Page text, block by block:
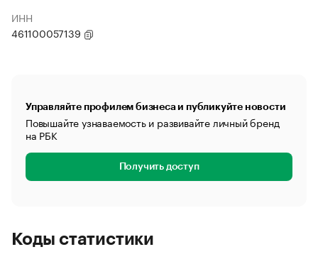
ИНН
461100057139
Управляйте профилем бизнеса и публикуйте новости
Повышайте узнаваемость и развивайте личный бренд
на РБК
Получить доступ
Коды статистики